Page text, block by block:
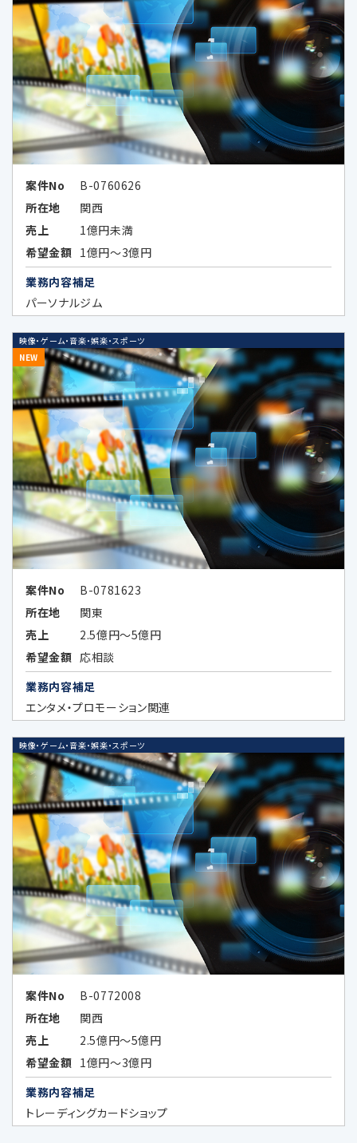
工したデータまたは統計情報（統計デー
タ）として提供する場合
次条に定める外国にある第三者に提供
する場合
その他法令の規定により個人情報の第三
者提供が認められている場合
5.外国にある第三者への提供
当社は、外国に所在する以下の企業が提供す
る広告サービスを利用した広告活動を行って
おり、当該広告サービスにおける広告効果を
分析する目的で、当該企業に対し、お客様の個
人データの全部又は一部を特定の個人を識別
できない形式に加工した上、当該加工したデ
ータを提供することがあります。当該企業の外
国における個人情報の保護に関する制度、当
該企業が講ずる個人情報の保護のための措置
その他お客様にとって参考となるべき情報は、
以下のとおりです。
Google LLC（所在国：アメリカ合衆国 カ
リフォルニア州）
アメリカ合衆国（連邦）における個人情
報保護に関する制度
（https://www.ppc.go.jp/files/pdf/
USA_report.pdf）
アメリカ合衆国（カリフォルニア州）に
おける個人情報の保護に関する制度
（https://www.ppc.go.jp/files/pdf/
california_report.pdf）
Google LLCは、OECDプライバシーガ
イドライン8原則に対応する措置を全
て講じています。
6-1.個人情報の共同利用①
共同利用する者の範囲
・当社の子会社、関係会社並びに当社及
びこれらの者と共同でサービス提供又
はセミナー等の企画を実施する第三者
（秘密保持義務を負わせた場合に限る）
① 子会社・関係会社
株式会社レコフ
（https://www.recof.co.jp/）
株式会社レコフデータ
（https://www.marr.jp/company.ht
ml）
案件No
B-0760626
所在地
関西
売上
1億円未満
希望金額 1億円～3億円
業務内容補足
パーソナルジム
映像・ゲーム・音楽・娯楽・スポーツ
NEW
案件No
B-0781623
所在地
関東
売上
2.5億円～5億円
希望金額 応相談
業務内容補足
エンタメ・プロモーション関連
映像・ゲーム・音楽・娯楽・スポーツ
案件No
B-0772008
所在地
関西
売上
2.5億円～5億円
希望金額 1億円～3億円
業務内容補足
トレーディングカードショップ